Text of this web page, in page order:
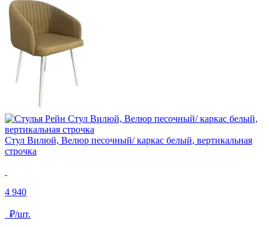
Стул Вилюй, Велюр песочный/ каркас белый, вертикальная
строчка
4 940
₽/шт.